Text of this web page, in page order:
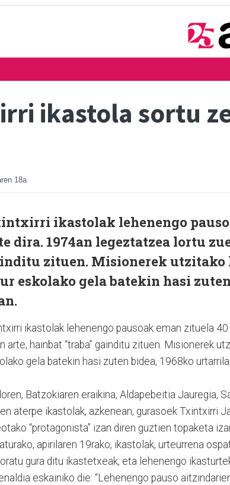
ikastola sortu
18a
ikastolak lehenengo
dira. 1974an legeztatzea lortu
zituen. Misionerek utzitako
eskolako gela batekin hasi
ikastolak lehenengo pausoak eman zituela
arte, hainbat “traba” gainditu zituen. Misionerek
gela batekin hasi zuten bidea, 1968ko
Batzokiaren eraikina, Aldapebeitia Jauregia,
aterpe ikastolak, azkenean, gurasoek Txintxirri
“protagonista” izan diren guztien topaketa
apirilaren 19rako, ikastolak, urteurrena
gura ditu ikastetxeak, eta lehenengo
eskainiko die: “Lehenengo pauso